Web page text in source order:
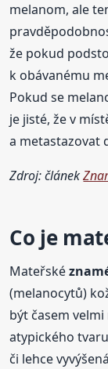
melanom, ale
že pokud
k obávanému
Pokud se
je jisté, že v
a metastazovat
Zdroj: článek
Co je
Mateřské
(melanocytů)
být časem
atypického
či lehce